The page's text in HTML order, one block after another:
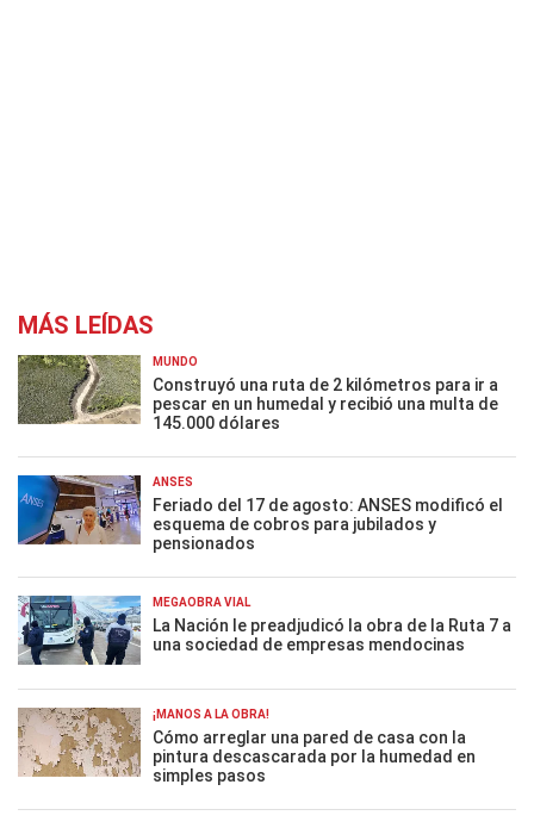
MÁS LEÍDAS
MUNDO
Construyó una ruta de 2 kilómetros para ir a
pescar en un humedal y recibió una multa de
145.000 dólares
ANSES
Feriado del 17 de agosto: ANSES modificó el
esquema de cobros para jubilados y
pensionados
MEGAOBRA VIAL
La Nación le preadjudicó la obra de la Ruta 7 a
una sociedad de empresas mendocinas
¡MANOS A LA OBRA!
Cómo arreglar una pared de casa con la
pintura descascarada por la humedad en
simples pasos